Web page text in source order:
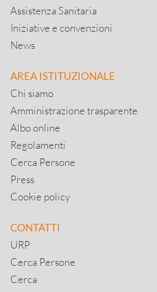
Assistenza Sanitaria
Iniziative e convenzioni
News
AREA ISTITUZIONALE
Chi siamo
Amministrazione trasparente
Albo online
Regolamenti
Cerca Persone
Press
Cookie policy
CONTATTI
URP
Cerca Persone
Cerca